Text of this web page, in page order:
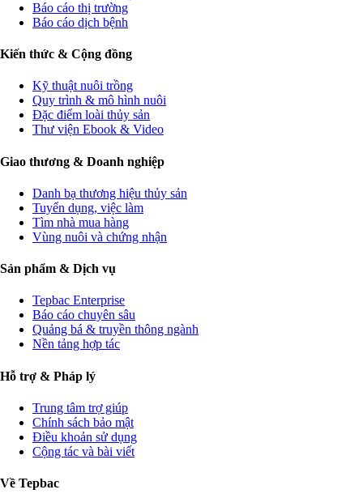
Báo cáo thị trường
Báo cáo dịch bệnh
Kiến thức & Cộng đồng
Kỹ thuật nuôi trồng
Quy trình & mô hình nuôi
Đặc điểm loài thủy sản
Thư viện Ebook & Video
Giao thương & Doanh nghiệp
Danh bạ thương hiệu thủy sản
Tuyển dụng, việc làm
Tìm nhà mua hàng
Vùng nuôi và chứng nhận
Sản phẩm & Dịch vụ
Tepbac Enterprise
Báo cáo chuyên sâu
Quảng bá & truyền thông ngành
Nền tảng hợp tác
Hỗ trợ & Pháp lý
Trung tâm trợ giúp
Chính sách bảo mật
Điều khoản sử dụng
Cộng tác và bài viết
Về Tepbac